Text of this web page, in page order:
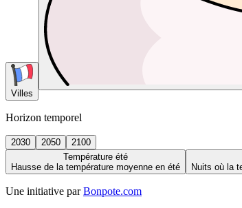
Villes
Horizon temporel
2030 2050
2100
Température été
Hausse de la température moyenne en été
Nuits où la
Une initiative par Bonpote.com